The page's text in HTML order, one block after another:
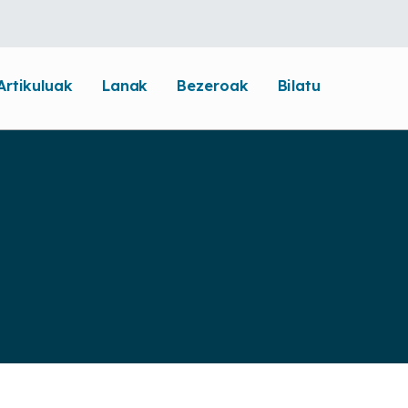
Lanak Bezeroak Bilatu